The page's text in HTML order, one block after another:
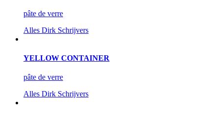
pâte de verre
Alles Dirk Schrijvers
YELLOW CONTAINER
pâte de verre
Alles Dirk Schrijvers